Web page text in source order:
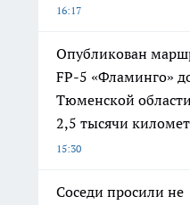
16:17
Опубликован
FP-5 «Фламинго»
Тюменской
2,5 тысячи
15:30
Соседи просили не